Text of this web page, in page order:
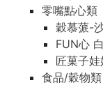
零嘴點心類
穀慕蒎-
FUN心
匠菓子
食品/穀物類